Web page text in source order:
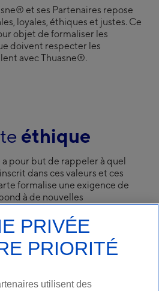
Group
et ses Partenaires repose
loyales, éthiques et justes. Ce
objet de formaliser les
doivent respecter les
avec Thuasne®.
éthique
pour but de rappeler à quel
dans ces valeurs et ces
formalise une exigence de
à de nouvelles
en recherche, en
comme en communication,
le service de toutes les
de santé.
PRIVÉE
PRIORITÉ
utilisent des